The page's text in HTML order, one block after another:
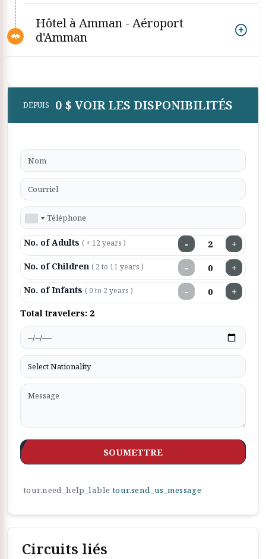
Hôtel à Amman - Aéroport
d'Amman
DEPUIS 0 $ VOIR LES DISPONIBILITÉS
No. of Adults ( + 12 years ) − +
No. of Children ( 2 to 11 years ) − +
No. of Infants ( 0 to 2 years ) − +
Total travelers: 2
SOUMETTRE
tour.need_help_lable tour.send_us_message
Circuits liés